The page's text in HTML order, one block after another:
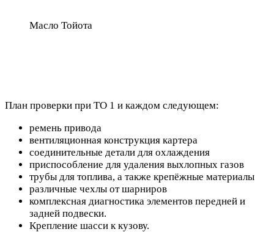
Масло Тойота
План проверки при ТО 1 и каждом следующем:
ремень привода
вентиляционная конструкция картера
соединительные детали для охлаждения
приспособление для удаления выхлопных газов
трубы для топлива, а также крепёжные материалы
различные чехлы от шарниров
комплексная диагностика элементов передней и
задней подвески.
Крепление шасси к кузову.